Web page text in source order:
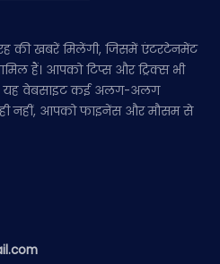
की खबरें मिलेंगी, जिसमें एंटरटेनमेंट
हैं। आपको टिप्स और ट्रिक्स भी
यह वेबसाइट कई अलग-अलग
नहीं, आपको फाइनेंस और मौसम से